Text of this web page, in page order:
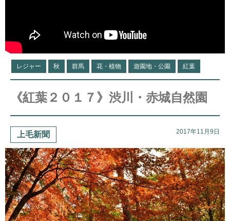
レジャー 秋 群馬 花・植物 遊園地・公園 紅葉
《紅葉２０１７》渋川・赤城自然園
上毛新聞 2017年11月9日